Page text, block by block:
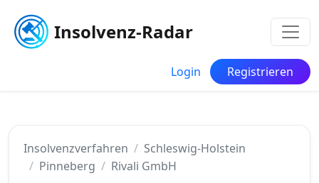
Insolvenz-Radar
Login Registrieren
Insolvenzverfahren
Schleswig-Holstein
Pinneberg
Rivali GmbH